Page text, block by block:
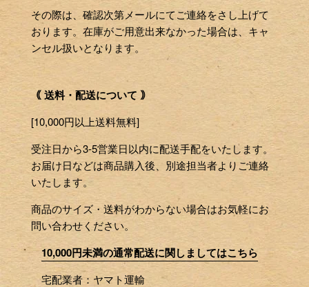
その際は、確認次第メールにてご連絡をさし上げて
おります。在庫がご用意出来なかった場合は、キャ
ンセル扱いとなります。
｟ 送料・配送について ｠
[10,000円以上送料無料]
受注日から3-5営業日以内に配送手配をいたします。
お届け日などは商品購入後、別途担当者よりご連絡
いたします。
商品のサイズ・送料がわからない場合はお気軽にお
問い合わせください。
10,000円未満の通常配送に関しましてはこちら
宅配業者：ヤマト運輸